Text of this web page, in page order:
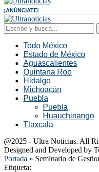
¡ANÚNCIATE!
Todo México
Estado de México
Aguascalientes
Quintana Roo
Hidalgo
Michoacán
Puebla
Puebla
Huauchinango
Tlaxcala
@2025 - Ultra Noticias. All
Designed and Developed by
Portada » Seminario de
Etiqueta: